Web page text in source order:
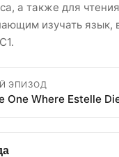
а также для
изучать язык,
ЭПИЗОД
One Where Estelle